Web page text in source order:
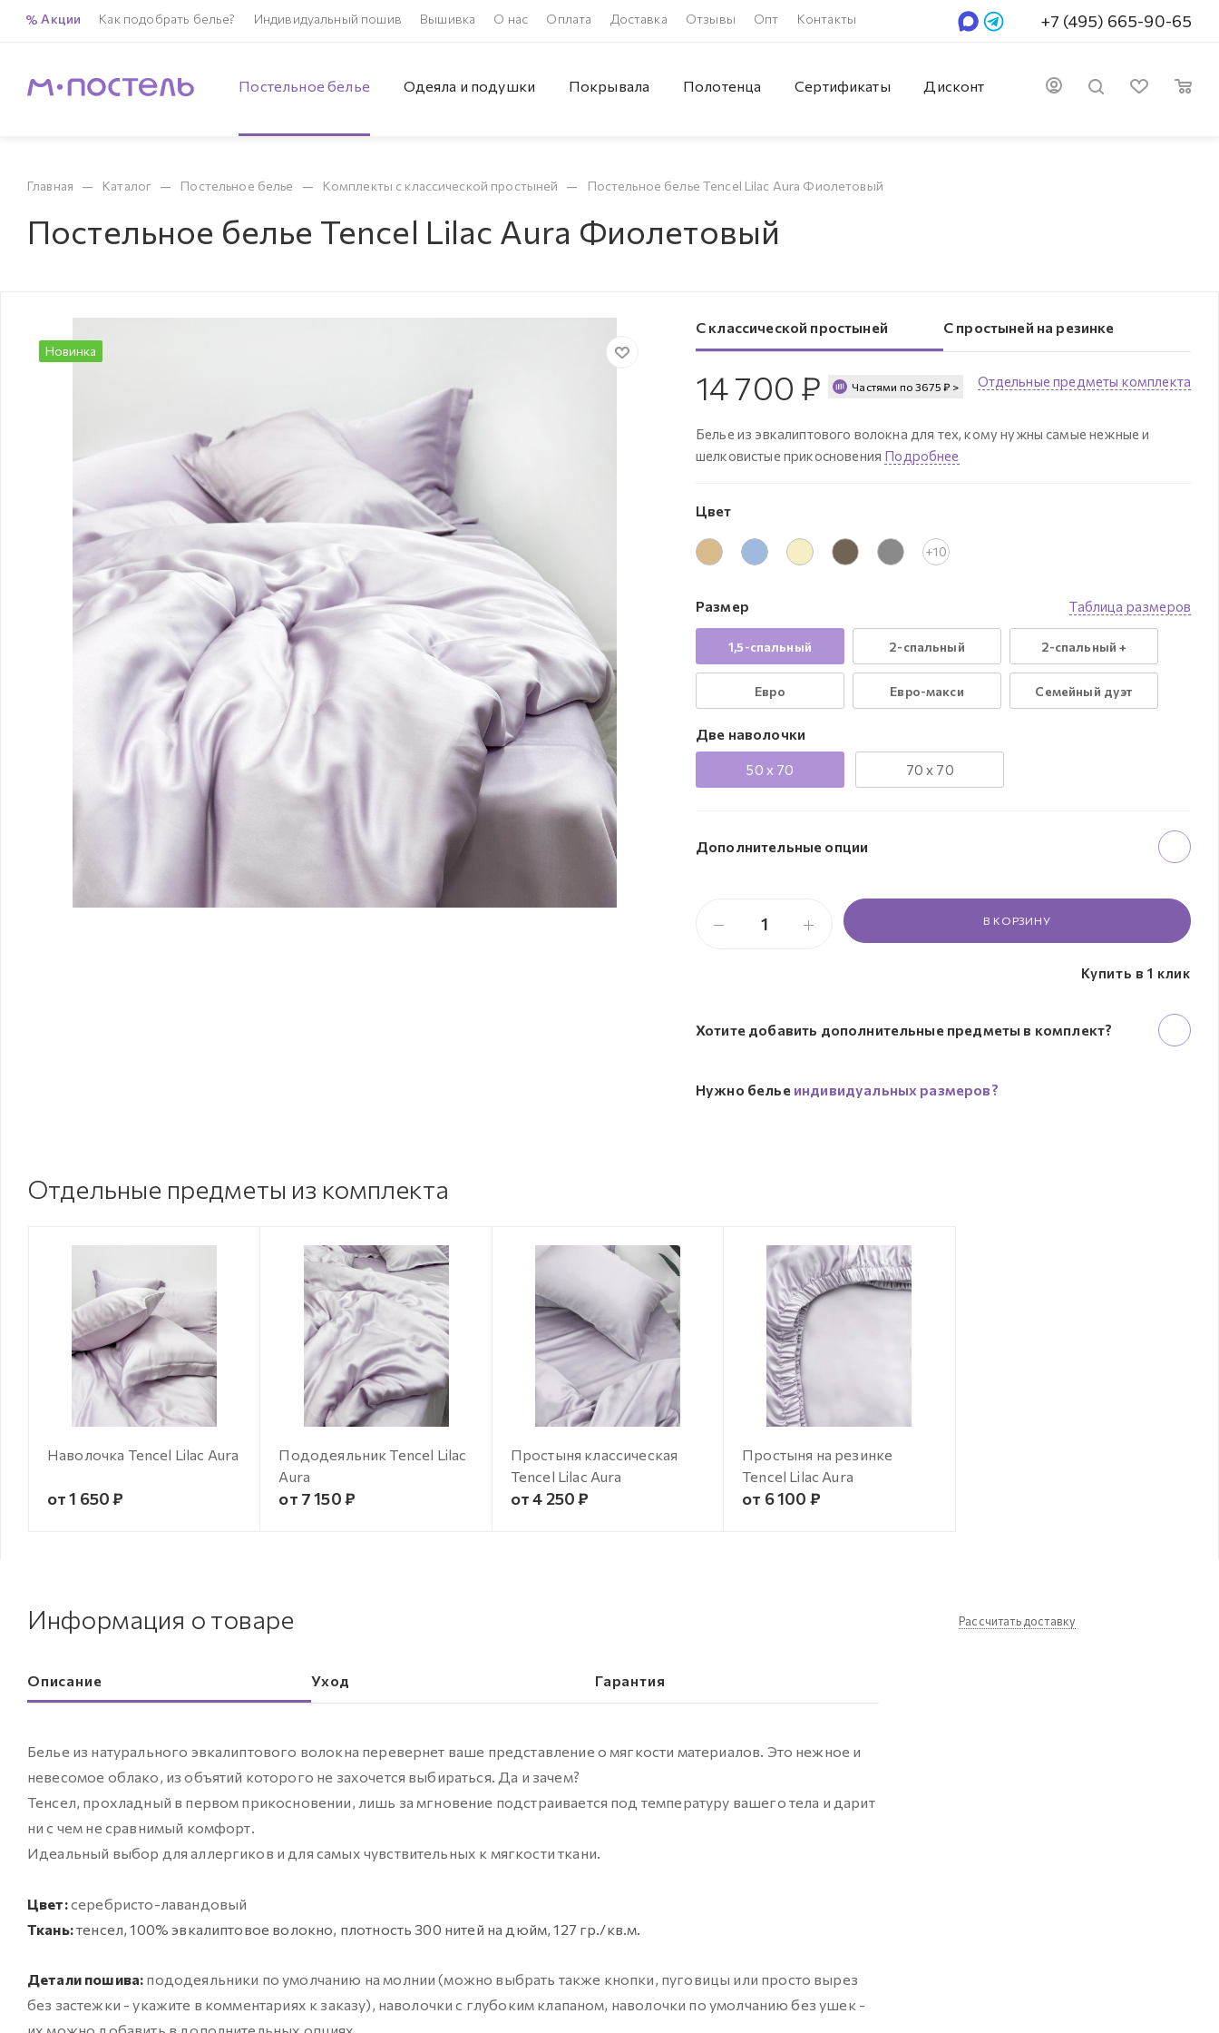
Акции Как подобрать белье? Индивидуальный пошив Вышивка О нас Оплата Доставка Отзывы Опт Контакты +7 (495) 665-90-65
Постельное белье Одеяла и подушки Покрывала Полотенца Сертификаты Дисконт
Главная — Каталог — Постельное белье — Комплекты с классической простыней — Постельное белье Tencel Lilac Aura Фиолетовый
Постельное белье Tencel Lilac Aura Фиолетовый
Новинка
С классической простыней С простыней на резинке
14 700 ₽ Частями по3675 ₽ > Отдельные предметы комплекта
Белье из эвкалиптового волокна для тех, кому нужны самые нежные и
шелковистые прикосновения Подробнее
Цвет
+10
Таблица размеров
Размер
1,5-спальный 2-спальный 2-спальный +
Евро Евро-макси Семейный дуэт
Две наволочки
50 x 70 70 x 70
Дополнительные опции
В КОРЗИНУ
Купить в 1 клик
Хотите добавить дополнительные предметы в комплект?
Нужно белье индивидуальных размеров?
Отдельные предметы из комплекта
Наволочка Tencel Lilac Aura
от 1 650 ₽
Пододеяльник Tencel Lilac
Aura
от 7 150 ₽
Простыня классическая
Tencel Lilac Aura
от 4 250 ₽
Простыня на резинке
Tencel Lilac Aura
от 6 100 ₽
Информация о товаре
Описание Уход Гарантия
Белье из натурального эвкалиптового волокна перевернет ваше представление о мягкости материалов. Это нежное и
невесомое облако, из объятий которого не захочется выбираться. Да и зачем?
Тенсел, прохладный в первом прикосновении, лишь за мгновение подстраивается под температуру вашего тела и дарит
ни с чем не сравнимый комфорт.
Идеальный выбор для аллергиков и для самых чувствительных к мягкости ткани.
Цвет:серебристо-лавандовый
Ткань:тенсел, 100% эвкалиптовое волокно, плотность 300 нитей на дюйм, 127 гр./кв.м.
Детали пошива: пододеяльники по умолчанию на молнии (можно выбрать также кнопки, пуговицы или просто вырез
без застежки - укажите в комментариях к заказу), наволочки с глубоким клапаном, наволочки по умолчанию без ушек -
Рассчитать доставку